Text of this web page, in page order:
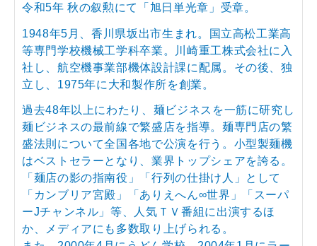
令和5年 秋の叙勲にて「旭日単光章」受章。
1948年5月、香川県坂出市生まれ。国立高松工業高
等専門学校機械工学科卒業。川崎重工株式会社に入
社し、航空機事業部機体設計課に配属。その後、独
立し、1975年に大和製作所を創業。
過去48年以上にわたり、麺ビジネスを一筋に研究し
麺ビジネスの最前線で繁盛店を指導。麺専門店の繁
盛法則について全国各地で公演を行う。小型製麺機
はベストセラーとなり、業界トップシェアを誇る。
「麺店の影の指南役」「行列の仕掛け人」として
「カンブリア宮殿」「ありえへん∞世界」「スーパ
ーJチャンネル」等、人気ＴＶ番組に出演するほ
か、メディアにも多数取り上げられる。